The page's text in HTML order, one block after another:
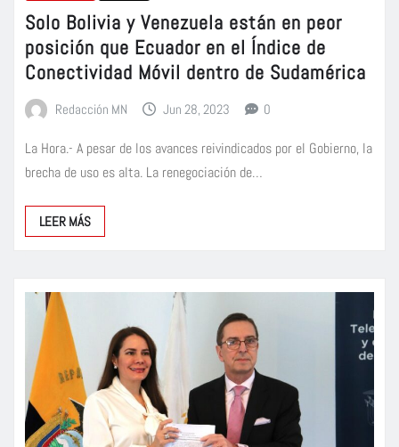
Solo Bolivia y Venezuela están en peor
posición que Ecuador en el Índice de
Conectividad Móvil dentro de Sudamérica
Redacción MN Jun 28, 2023 0
La Hora.- A pesar de los avances reivindicados por el Gobierno, la
brecha de uso es alta. La renegociación de…
LEER MÁS